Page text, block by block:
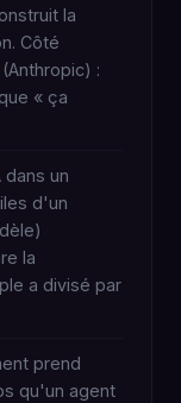
la
Côté
:
« ça
un
d'un
la
a divisé par
prend
qu'un agent